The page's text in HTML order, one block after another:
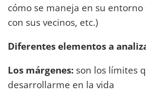
cómo se maneja en su
con sus vecinos, etc.)
Diferentes elementos a
Los márgenes: son los límites
desarrollarme en la vida